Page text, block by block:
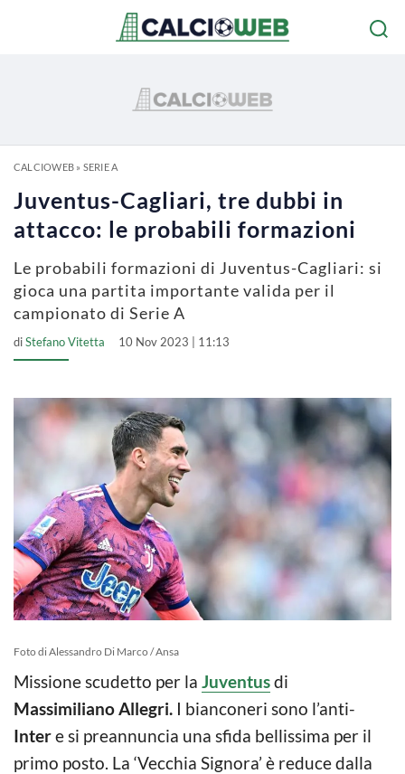
CALCIOWEB» SERIE A
Juventus-Cagliari, tre dubbi in
attacco: le probabili formazioni
Le probabili formazioni di Juventus-Cagliari: si
gioca una partita importante valida per il
campionato di Serie A
diStefano Vitetta 10 Nov 2023 | 11:13
Foto di Alessandro Di Marco / Ansa
Missione scudetto per la Juventusdi
Massimiliano Allegri. I bianconeri sono l’anti-
Intere si preannuncia una sfida bellissima per il
primo posto. La ‘Vecchia Signora’ è reduce dalla